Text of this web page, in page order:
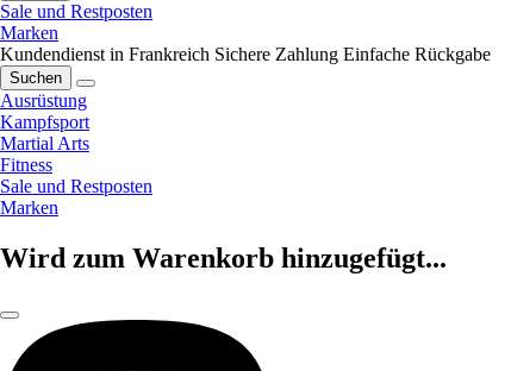
Sale und Restposten
Marken
Kundendienst in Frankreich Sichere Zahlung Einfache Rückgabe
Suchen
Ausrüstung
Kampfsport
Martial Arts
Fitness
Sale und Restposten
Marken
Wird zum Warenkorb hinzugefügt...